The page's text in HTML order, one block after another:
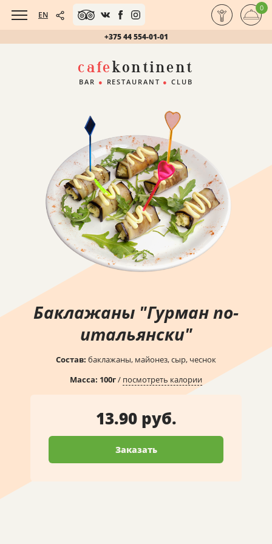
EN
+375 44 554-01-01
0
cafekontinent
BAR ● RESTAURANT ● CLUB
Баклажаны "Гурман по-
итальянски"
Состав: баклажаны, майонез, сыр, чеснок
Масса: 100г/ посмотреть калории
13.90 руб.
Заказать